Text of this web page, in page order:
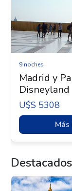
9 noches
Madrid y
Disneyland
U$s 5308
Destacados